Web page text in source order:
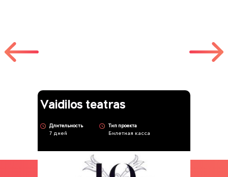
Vaidilos teatras
Длительность
7 дней
Тип проекта
Билетная касса